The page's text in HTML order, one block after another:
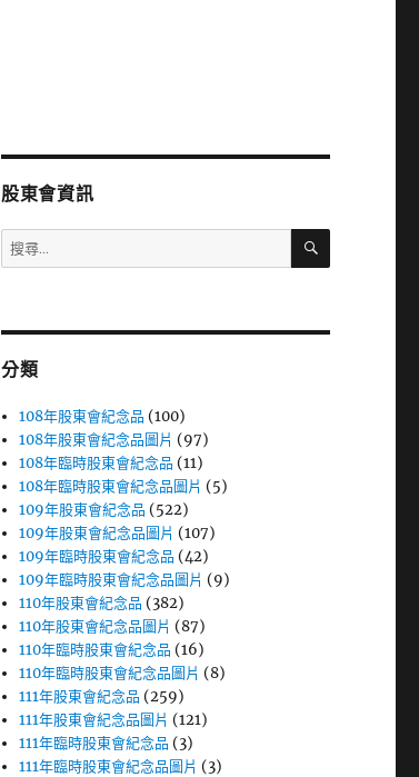
股東會資訊
搜
尋
字:
搜
分類
108年股東會紀念品 (100)
108年股東會紀念品圖片 (97)
108年臨時股東會紀念品 (11)
108年臨時股東會紀念品圖片 (5)
109年股東會紀念品 (522)
109年股東會紀念品圖片 (107)
109年臨時股東會紀念品 (42)
109年臨時股東會紀念品圖片 (9)
110年股東會紀念品 (382)
110年股東會紀念品圖片 (87)
110年臨時股東會紀念品 (16)
110年臨時股東會紀念品圖片 (8)
111年股東會紀念品 (259)
111年股東會紀念品圖片 (121)
111年臨時股東會紀念品 (3)
111年臨時股東會紀念品圖片 (3)